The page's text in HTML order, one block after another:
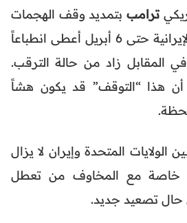
ترامببتمديد وقف الهجمات
على منشآت الطاقة الإيرانية حتى 6 أبريل أعطى انطباعاً
في المقابل زاد من حالة الترقب.
أن هذا “التوقف” قد يكون هشاً
لحظة.
الولايات المتحدة وإيران لا يزال
خاصة مع المخاوف من تعطل
حال تصعيد جديد.